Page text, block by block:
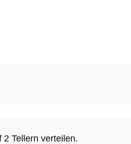
Tellern verteilen.